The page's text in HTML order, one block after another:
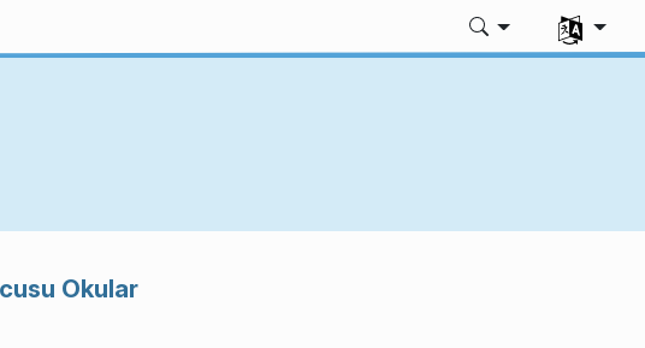
Dili seç
Okular